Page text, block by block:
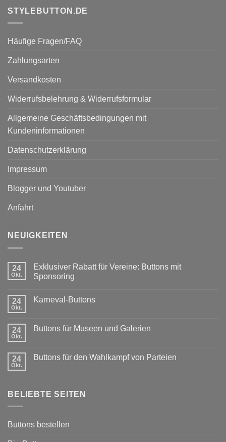
STYLEBUTTON.DE
Häufige Fragen/FAQ
Zahlungsarten
Versandkosten
Widerrufsbelehrung & Widerrufsformular
Allgemeine Geschäftsbedingungen mit
Kundeninformationen
Datenschutzerklärung
Impressum
Blogger und Youtuber
Anfahrt
NEUIGKEITEN
24
Okt.
Exklusiver Rabatt für Vereine: Buttons mit
Sponsoring
zu
Vereine:
Buttons
24
Okt.
Karneval-Buttons
Karneval-
24
Okt.
Buttons für Museen und Galerien
Buttons
24
Okt.
Buttons für den Wahlkampf von Parteien
für
BELIEBTE SEITEN
Buttons bestellen